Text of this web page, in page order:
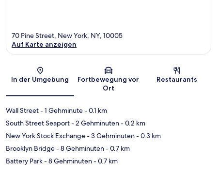
Karte
70 Pine Street, New York, NY, 10005
Auf Karte anzeigen
In der Umgebung
Fortbewegung vor
Ort
Restaurants
Wall Street- 1 Gehminute- 0.1 km
South Street Seaport- 2 Gehminuten- 0.2 km
New York Stock Exchange- 3 Gehminuten- 0.3 km
Brooklyn Bridge- 8 Gehminuten- 0.7 km
Battery Park- 8 Gehminuten- 0.7 km